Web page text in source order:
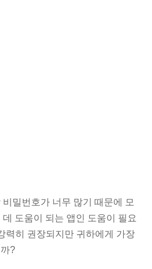
밀번호가 너무 많기 때문에 모
도움이 되는 앱인 도움이 필요
력히 권장되지만 귀하에게 가장
?